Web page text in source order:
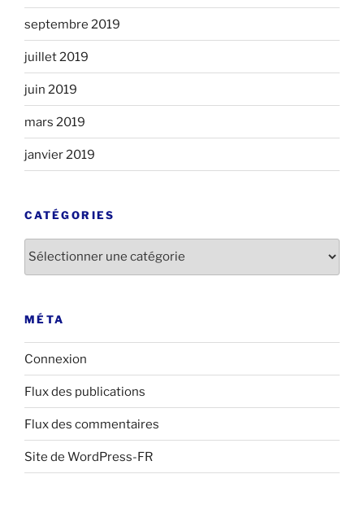
septembre 2019
juillet 2019
juin 2019
mars 2019
janvier 2019
CATÉGORIES
Catégories
MÉTA
Connexion
Flux des publications
Flux des commentaires
Site de WordPress-FR